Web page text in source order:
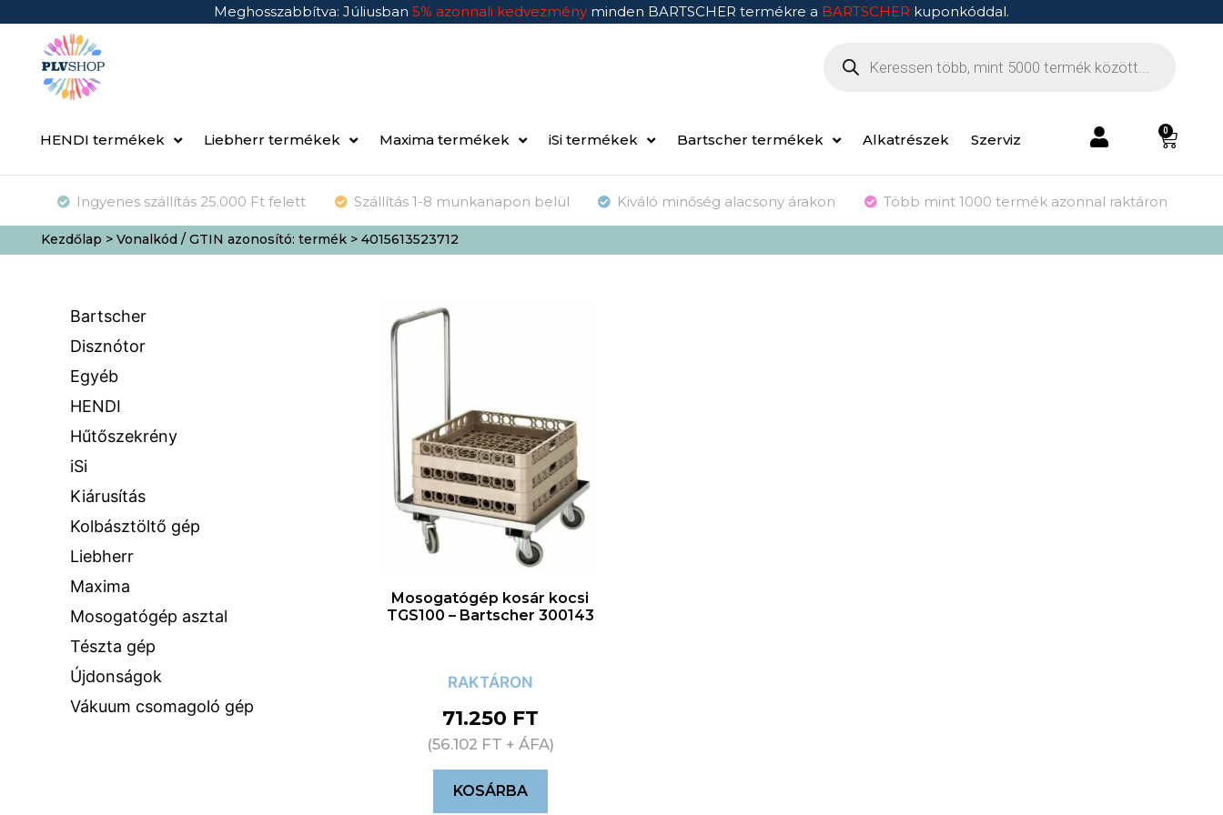
Meghosszabbítva: Júliusban 5% azonnali kedvezmény minden BARTSCHER termékre a BARTSCHER kuponkóddal.
HENDI termékek Liebherr termékek Maxima termékek iSi termékek Bartscher termékek Alkatrészek Szerviz
0
Ingyenes szállítás 25.000 Ft felett Szállítás 1-8 munkanapon belül Kiváló minőség alacsony árakon Több mint 1000 termék azonnal raktáron
Kezdőlap > Vonalkód / GTIN azonosító: termék > 4015613523712
Bartscher
Disznótor
Egyéb
HENDI
Hűtőszekrény
iSi
Kiárusítás
Kolbásztöltő gép
Liebherr
Maxima
Mosogatógép asztal
Tészta gép
Újdonságok
Vákuum csomagoló gép
Mosogatógép kosár kocsi
TGS100 – Bartscher 300143
RAKTÁRON
71.250 FT
(56.102 FT + ÁFA)
KOSÁRBA